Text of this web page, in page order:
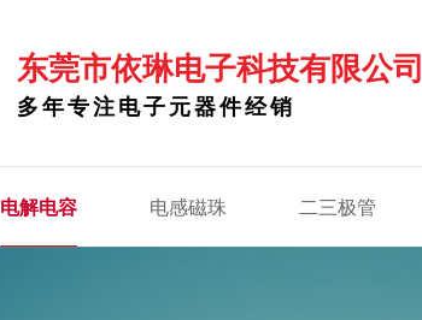
东莞市依琳电子科技有限公司
多年专注电子元器件经销
电解电容 电感磁珠 二三极管